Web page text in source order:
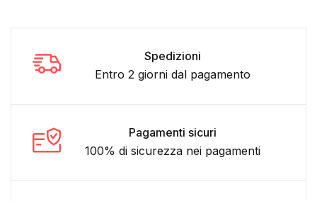
Spedizioni
Entro 2 giorni dal pagamento
Pagamenti sicuri
100% di sicurezza nei pagamenti